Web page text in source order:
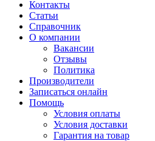
Контакты
Статьи
Справочник
О компании
Вакансии
Отзывы
Политика
Производители
Записаться онлайн
Помощь
Условия оплаты
Условия доставки
Гарантия на товар